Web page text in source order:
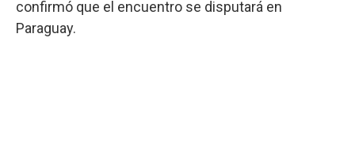
confirmó que el encuentro se disputará en
Paraguay.